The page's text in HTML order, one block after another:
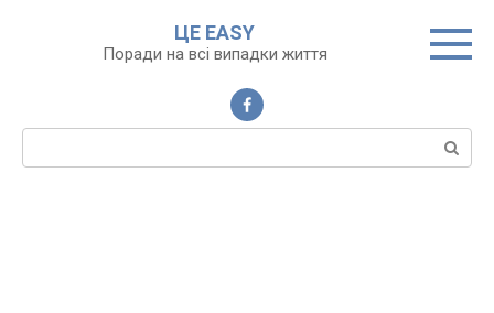
ЦЕ EASY
Поради на всі випадки життя
Пошук: